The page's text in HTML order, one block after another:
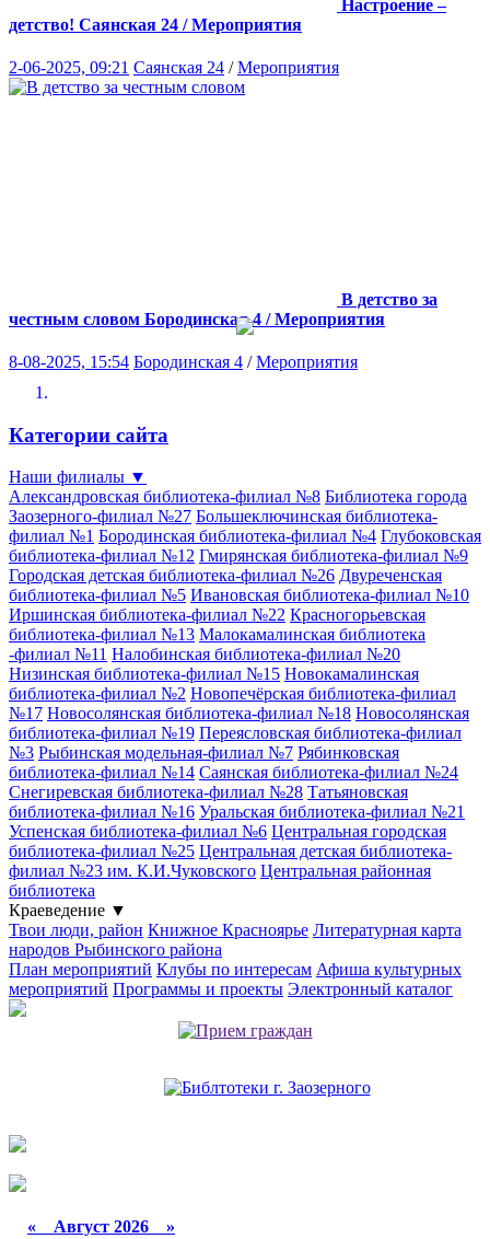
Настроение –
детство! Саянская 24 / Мероприятия
2-06-2025, 09:21 Саянская 24 /Мероприятия
В детство за
честным словом Бородинская 4 / Мероприятия
8-08-2025, 15:54 Бородинская 4 /Мероприятия
Категории сайта
Наши филиалы ▼
Александровская библиотека-филиал №8 Библиотека города
Заозерного-филиал №27 Большеключинская библиотека-
филиал №1 Бородинская библиотека-филиал №4 Глубоковская
библиотека-филиал №12 Гмирянская библиотека-филиал №9
Городская детская библиотека-филиал №26 Двуреченская
библиотека-филиал №5 Ивановская библиотека-филиал №10
Иршинская библиотека-филиал №22 Красногорьевская
библиотека-филиал №13 Малокамалинская библиотека
-филиал №11 Налобинская библиотека-филиал №20
Низинская библиотека-филиал №15 Новокамалинская
библиотека-филиал №2 Новопечёрская библиотека-филиал
№17 Новосолянская библиотека-филиал №18 Новосолянская
библиотека-филиал №19 Переясловская библиотека-филиал
№3 Рыбинская модельная-филиал №7 Рябинковская
библиотека-филиал №14 Саянская библиотека-филиал №24
Снегиревская библиотека-филиал №28 Татьяновская
библиотека-филиал №16 Уральская библиотека-филиал №21
Успенская библиотека-филиал №6 Центральная городская
библиотека-филиал №25 Центральная детская библиотека-
филиал №23 им. К.И.Чуковского Центральная районная
библиотека
Краеведение ▼
Твои люди, район Книжное Красноярье Литературная карта
народов Рыбинского района
План мероприятий Клубы по интересам Афиша культурных
мероприятий Программы и проекты Электронный каталог
« Август 2026 »